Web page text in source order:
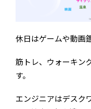
休日はゲームや動画
筋トレ、ウォーキン
す。
エンジニアはデスク